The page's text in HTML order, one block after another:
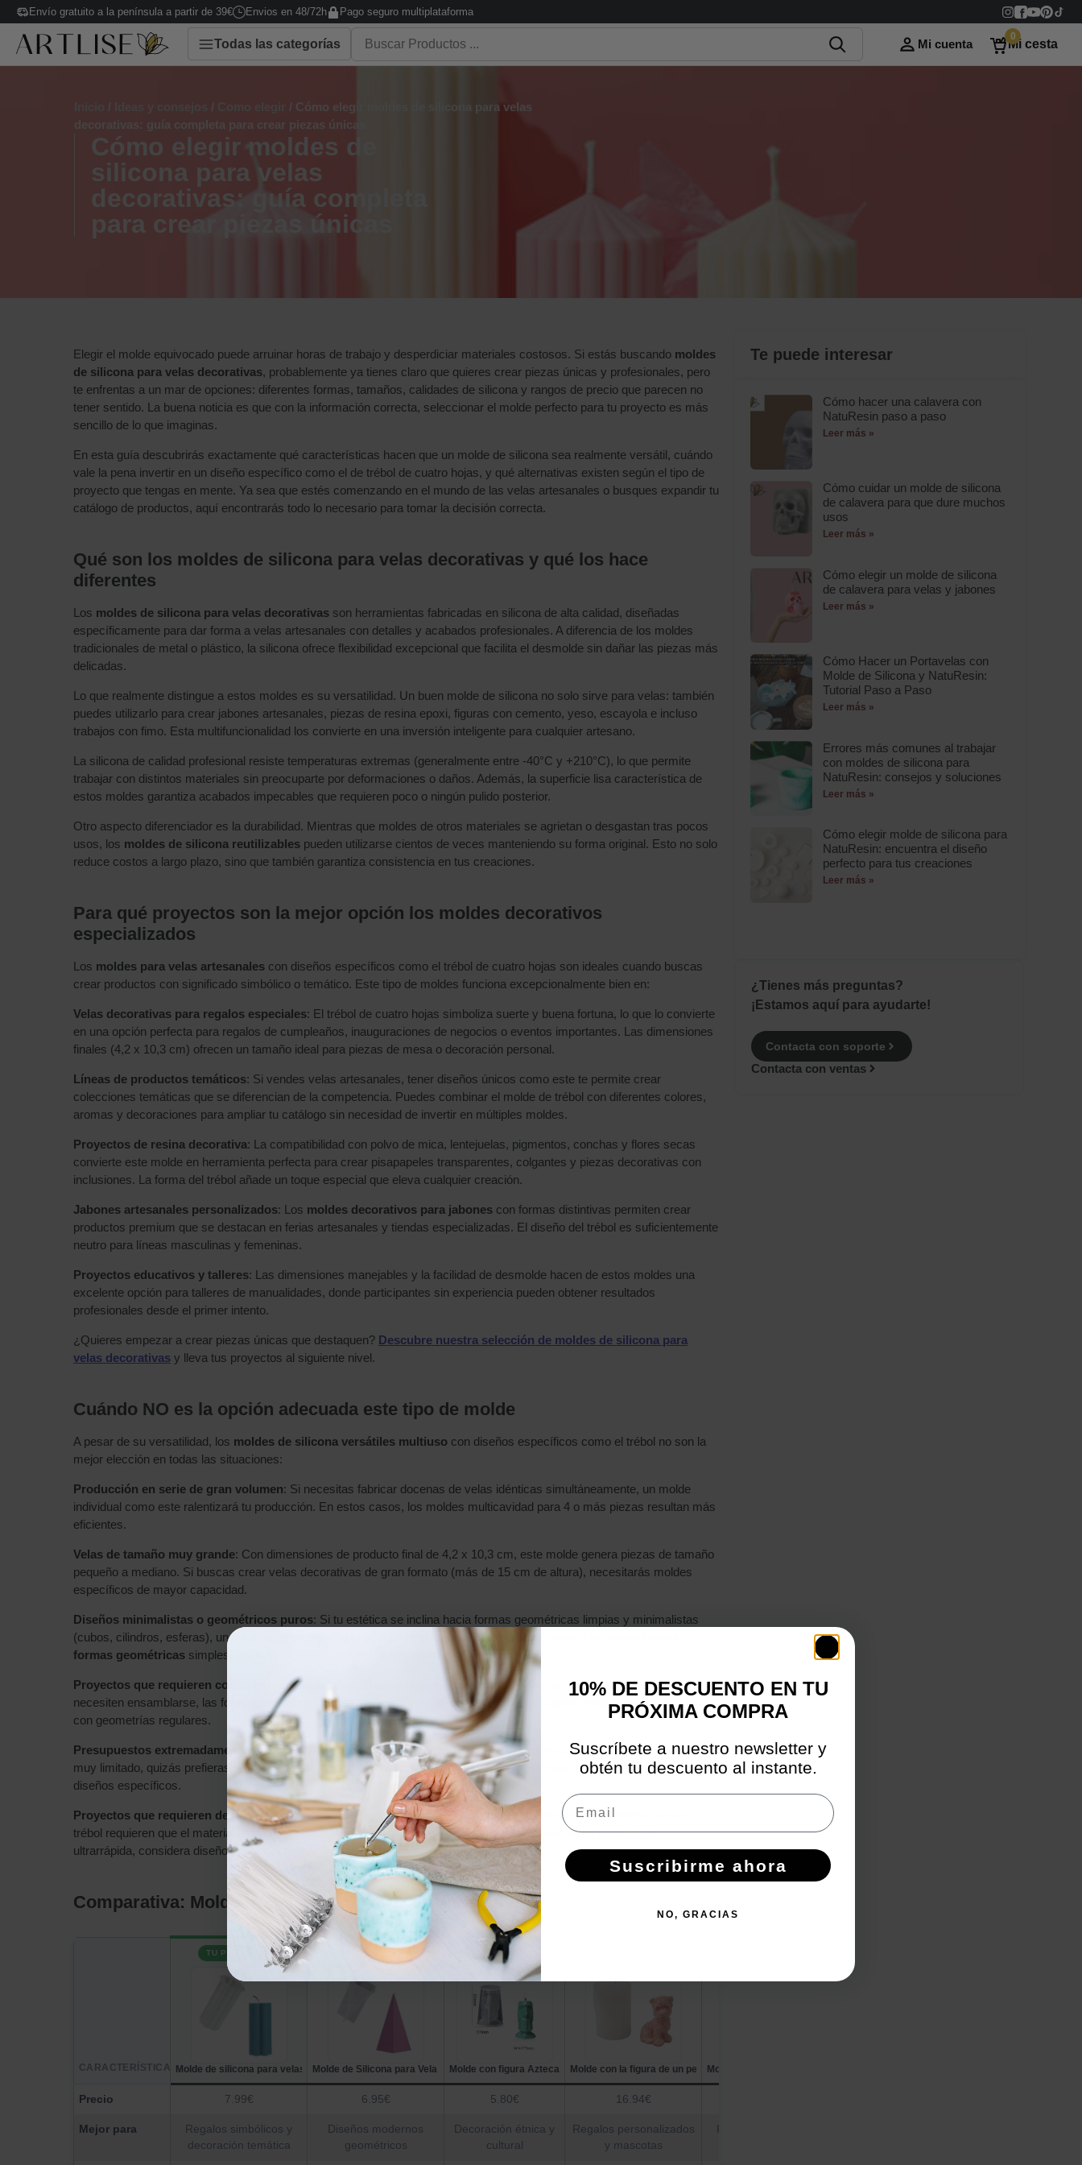
Envío gratuito a la península a partir de 39€ Envios en 48/72h Pago seguro multiplataforma
Todas las categorías Mi cuenta Mi cesta
0
/
/ Cómo elegir moldes de silicona para velas
decorativas: guía completa para crear piezas únicas
Cómo elegir moldes de
silicona para velas
decorativas: guía completa
para crear piezas únicas
Elegir el molde equivocado puede arruinar horas de trabajo y desperdiciar materiales costosos. Si estás buscando moldes
de silicona para velas decorativas, probablemente ya tienes claro que quieres crear piezas únicas y profesionales, pero
te enfrentas a un mar de opciones: diferentes formas, tamaños, calidades de silicona y rangos de precio que parecen no
tener sentido. La buena noticia es que con la información correcta, seleccionar el molde perfecto para tu proyecto es más
sencillo de lo que imaginas.
En esta guía descubrirás exactamente qué características hacen que un molde de silicona sea realmente versátil, cuándo
vale la pena invertir en un diseño específico como el de trébol de cuatro hojas, y qué alternativas existen según el tipo de
proyecto que tengas en mente. Ya sea que estés comenzando en el mundo de las velas artesanales o busques expandir tu
catálogo de productos, aquí encontrarás todo lo necesario para tomar la decisión correcta.
Qué son los moldes de silicona para velas decorativas y qué los hace
diferentes
Los moldes de silicona para velas decorativas son herramientas fabricadas en silicona de alta calidad, diseñadas
específicamente para dar forma a velas artesanales con detalles y acabados profesionales. A diferencia de los moldes
tradicionales de metal o plástico, la silicona ofrece flexibilidad excepcional que facilita el desmolde sin dañar las piezas más
delicadas.
Lo que realmente distingue a estos moldes es su versatilidad. Un buen molde de silicona no solo sirve para velas: también
puedes utilizarlo para crear jabones artesanales, piezas de resina epoxi, figuras con cemento, yeso, escayola e incluso
trabajos con fimo. Esta multifuncionalidad los convierte en una inversión inteligente para cualquier artesano.
La silicona de calidad profesional resiste temperaturas extremas (generalmente entre -40°C y +210°C), lo que permite
trabajar con distintos materiales sin preocuparte por deformaciones o daños. Además, la superficie lisa característica de
estos moldes garantiza acabados impecables que requieren poco o ningún pulido posterior.
Otro aspecto diferenciador es la durabilidad. Mientras que moldes de otros materiales se agrietan o desgastan tras pocos
usos, los moldes de silicona reutilizables pueden utilizarse cientos de veces manteniendo su forma original. Esto no solo
reduce costos a largo plazo, sino que también garantiza consistencia en tus creaciones.
Para qué proyectos son la mejor opción los moldes decorativos
especializados
Los moldes para velas artesanales con diseños específicos como el trébol de cuatro hojas son ideales cuando buscas
crear productos con significado simbólico o temático. Este tipo de moldes funciona excepcionalmente bien en:
Velas decorativas para regalos especiales: El trébol de cuatro hojas simboliza suerte y buena fortuna, lo que lo convierte
en una opción perfecta para regalos de cumpleaños, inauguraciones de negocios o eventos importantes. Las dimensiones
finales (4,2 x 10,3 cm) ofrecen un tamaño ideal para piezas de mesa o decoración personal.
Líneas de productos temáticos: Si vendes velas artesanales, tener diseños únicos como este te permite crear
colecciones temáticas que se diferencian de la competencia. Puedes combinar el molde de trébol con diferentes colores,
aromas y decoraciones para ampliar tu catálogo sin necesidad de invertir en múltiples moldes.
Proyectos de resina decorativa: La compatibilidad con polvo de mica, lentejuelas, pigmentos, conchas y flores secas
convierte este molde en herramienta perfecta para crear pisapapeles transparentes, colgantes y piezas decorativas con
inclusiones. La forma del trébol añade un toque especial que eleva cualquier creación.
Jabones artesanales personalizados: Los moldes decorativos para jabones con formas distintivas permiten crear
productos premium que se destacan en ferias artesanales y tiendas especializadas. El diseño del trébol es suficientemente
neutro para líneas masculinas y femeninas.
Proyectos educativos y talleres: Las dimensiones manejables y la facilidad de desmolde hacen de estos moldes una
excelente opción para talleres de manualidades, donde participantes sin experiencia pueden obtener resultados
profesionales desde el primer intento.
¿Quieres empezar a crear piezas únicas que destaquen? Descubre nuestra selección de moldes de silicona para
velas decorativas y lleva tus proyectos al siguiente nivel.
Cuándo NO es la opción adecuada este tipo de molde
A pesar de su versatilidad, los moldes de silicona versátiles multiuso con diseños específicos como el trébol no son la
mejor elección en todas las situaciones:
Producción en serie de gran volumen: Si necesitas fabricar docenas de velas idénticas simultáneamente, un molde
individual como este ralentizará tu producción. En estos casos, los moldes multicavidad para 4 o más piezas resultan más
eficientes.
Velas de tamaño muy grande: Con dimensiones de producto final de 4,2 x 10,3 cm, este molde genera piezas de tamaño
pequeño a mediano. Si buscas crear velas decorativas de gran formato (más de 15 cm de altura), necesitarás moldes
específicos de mayor capacidad.
Diseños minimalistas o geométricos puros: Si tu estética se inclina hacia formas geométricas limpias y minimalistas
(cubos, cilindros, esferas), un diseño orgánico como el trébol puede no encajar en tu línea visual. Los
formas geométricas simples funcionarán mejor para estos proyectos.
Proyectos que requieren componentes modulares
: Si planeas crear sistemas de velas apilables o diseños que
necesiten ensamblarse, las formas orgánicas dificultan el acoplamiento preciso. En estos casos, mejor opta por moldes
con geometrías regulares.
Presupuestos extremadamente ajustados para experimentación
: Si apenas estás comenzando y tu presupuesto es
muy limitado, quizás prefieras empezar con moldes más básicos y económicos para practicar técnicas antes de invertir en
diseños específicos.
Proyectos que requieren desmolde inmediato: Aunque la silicona facilita el desmolde, diseños con detalles como el
trébol requieren que el material esté completamente curado para evitar deformaciones. Si necesitas producción
ultrarrápida, considera diseños más simples.
Comparativa: Molde trébol vs otros moldes decorativos
CARACTERÍSTICA
TU PRODUCTO
Molde de silicona para velas de trébol de cuatro hojasMolde de Silicona para Vela Pirámide Pentagonal
Molde con figura Azteca Molde con la figura de un perroMolde de jabón Yin Yang de 4,5x5cm
Precio 7.99€ 6.95€ 5.80€ 16.94€
Mejor para
Regalos simbólicos y
decoración temática
Diseños modernos
geométricos
Decoración étnica y
cultural
Regalos personalizados
y mascotas
Te puede interesar
Cómo hacer una calavera con
NatuResin paso a paso
Leer más »
Cómo cuidar un molde de silicona
de calavera para que dure muchos
usos
Leer más »
Cómo elegir un molde de silicona
de calavera para velas y jabones
Leer más »
Cómo Hacer un Portavelas con
Molde de Silicona y NatuResin:
Tutorial Paso a Paso
Leer más »
Errores más comunes al trabajar
con moldes de silicona para
NatuResin: consejos y soluciones
Leer más »
Cómo elegir molde de silicona para
NatuResin: encuentra el diseño
perfecto para tus creaciones
Leer más »
¿Tienes más preguntas?
¡Estamos aquí para ayudarte!
Contacta con soporte
Contacta con ventas
10% DE DESCUENTO EN TU
PRÓXIMA COMPRA
Suscríbete a nuestro newsletter y
obtén tu descuento al instante.
Email
Suscribirme ahora
NO, GRACIAS